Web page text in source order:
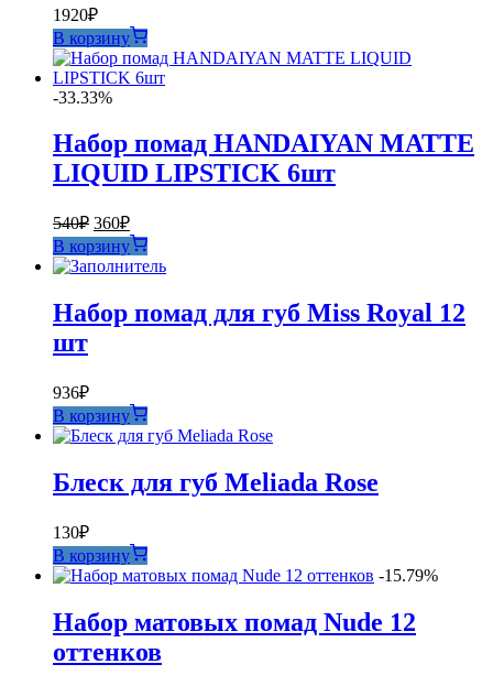
1920₽
В корзину
-33.33%
Набор помад HANDAIYAN MATTE
LIQUID LIPSTICK 6шт
540₽ Первоначальная
цена
составляла
360₽Текущая
цена:
360₽.
В корзину
Набор помад для губ Miss Royal 12
шт
936₽
В корзину
Блеск для губ Meliada Rose
130₽
В корзину
-15.79%
Набор матовых помад Nude 12
оттенков